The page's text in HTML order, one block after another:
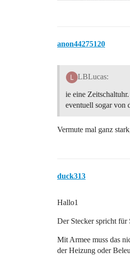
anon44275120
LBLucas:
ie eine
eventuell sogar von
Vermute mal ganz
duck313
Hallo1
Der Stecker spricht für
Mit Armee muss das
der Heizung oder